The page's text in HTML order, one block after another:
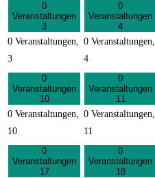
0
Veranstaltungen
3
0 Veranstaltungen,
3
0
Veranstaltungen
4
0 Veranstaltungen,
4
0
Veranstaltungen
10
0 Veranstaltungen,
10
0
Veranstaltungen
11
0 Veranstaltungen,
11
0
Veranstaltungen
17
0
Veranstaltungen
18